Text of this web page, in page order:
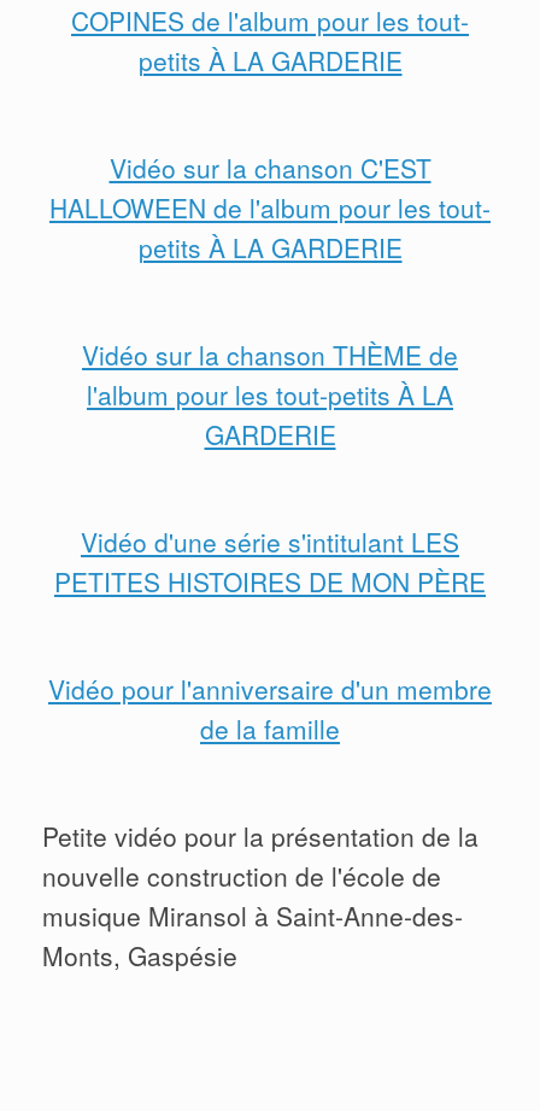
COPINES de l'album pour les tout-
petits À LA GARDERIE
Vidéo sur la chanson C'EST
HALLOWEEN de l'album pour les tout-
petits À LA GARDERIE
Vidéo sur la chanson THÈME de
l'album pour les tout-petits À LA
GARDERIE
Vidéo d'une série s'intitulant LES
PETITES HISTOIRES DE MON PÈRE
Vidéo pour l'anniversaire d'un membre
de la famille
Petite vidéo pour la présentation de la
nouvelle construction de l'école de
musique Miransol à Saint-Anne-des-
Monts, Gaspésie